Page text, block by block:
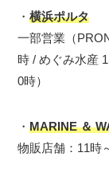
・横浜ポルタ
一部営業（
時 / めぐみ水産
0時）
・MARINE ＆
物販店舗：11時